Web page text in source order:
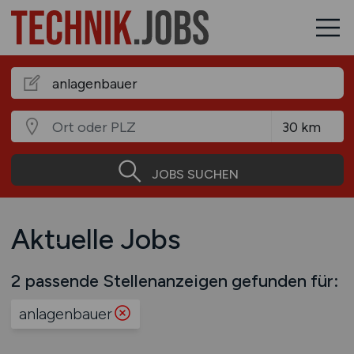
JOBS SUCHEN
Aktuelle Jobs
2 passende Stellenanzeigen gefunden für:
anlagenbauer